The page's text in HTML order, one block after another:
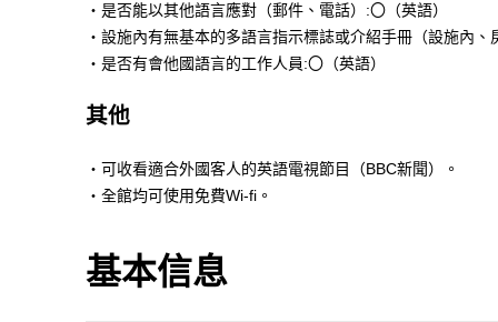
・是否能以其他語言應對（郵件、電話）:〇（英語）
・設施內有無基本的多語言指示標誌或介紹手冊（設施內、
・是否有會他國語言的工作人員:〇（英語）
其他
・可收看適合外國客人的英語電視節目（BBC新聞）。
・全館均可使用免費Wi-fi。
基本信息